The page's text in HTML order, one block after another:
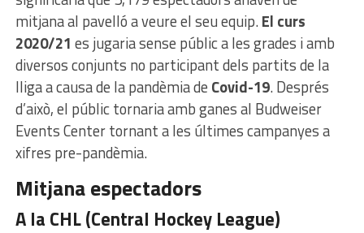
mitjana al pavelló a veure el seu equip.El curs
2020/21 es jugaria sense públic a les grades i amb
diversos conjunts no participant dels partits de la
lliga a causa de la pandèmia de Covid-19. Després
d’això, el públic tornaria amb ganes al Budweiser
Events Center tornant a les últimes campanyes a
xifres pre-pandèmia.
Mitjana espectadors
A la CHL (Central Hockey League)